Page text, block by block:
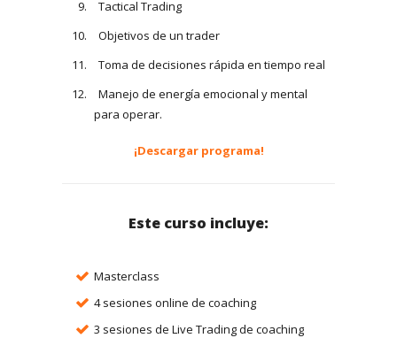
Tactical Trading
Objetivos de un trader
Toma de decisiones rápida en tiempo real
Manejo de energía emocional y mental
para operar.
¡Descargar programa!
Este curso incluye:
Masterclass
4 sesiones online de coaching
3 sesiones de Live Trading de coaching